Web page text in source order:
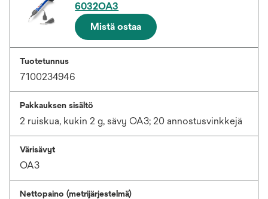
6032OA3
Mistä ostaa
Tuotetunnus
7100234946
Pakkauksen sisältö
2 ruiskua, kukin 2 g, sävy OA3; 20 annostusvinkkejä
Värisävyt
OA3
Nettopaino (metrijärjestelmä)